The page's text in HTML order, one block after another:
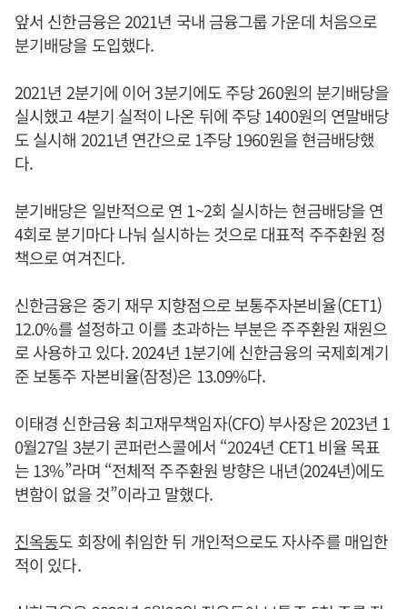
앞서 신한금융은 2021년 국내 금융그룹 가운데 처음으로
분기배당을 도입했다.
2021년 2분기에 이어 3분기에도 주당 260원의 분기배당을
실시했고 4분기 실적이 나온 뒤에 주당 1400원의 연말배당
도 실시해 2021년 연간으로 1주당 1960원을 현금배당했
다.
분기배당은 일반적으로 연 1~2회 실시하는 현금배당을 연
4회로 분기마다 나눠 실시하는 것으로 대표적 주주환원 정
책으로 여겨진다.
신한금융은 중기 재무 지향점으로 보통주자본비율(CET1)
12.0%를 설정하고 이를 초과하는 부분은 주주환원 재원으
로 사용하고 있다. 2024년 1분기에 신한금융의 국제회계기
준 보통주 자본비율(잠정)은 13.09%다.
이태경 신한금융 최고재무책임자(CFO) 부사장은 2023년 1
0월27일 3분기 콘퍼런스콜에서 “2024년 CET1 비율 목표
는 13%”라며 “전체적 주주환원 방향은 내년(2024년)에도
변함이 없을 것”이라고 말했다.
진옥동도 회장에 취임한 뒤 개인적으로도 자사주를 매입한
적이 있다.